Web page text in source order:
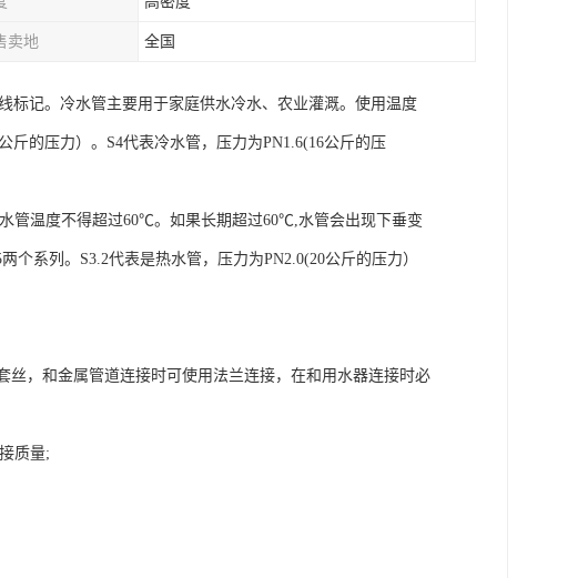
卖地 全国
标记。冷水管主要用于家庭供水冷水、农业灌溉。使用温度
斤的压力）。S4代表冷水管，压力为PN1.6(16公斤的压
管温度不得超过60℃。如果长期超过60℃,水管会出现下垂变
系列。S3.2代表是热水管，压力为PN2.0(20公斤的压力）
丝，和金属管道连接时可使用法兰连接，在和用水器连接时必
质量;